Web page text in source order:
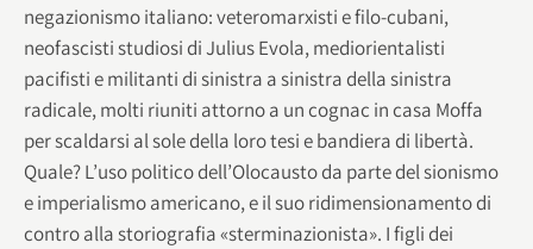
negazionismo italiano: veteromarxisti e filo-cubani,
neofascisti studiosi di Julius Evola, mediorientalisti
pacifisti e militanti di sinistra a sinistra della sinistra
radicale, molti riuniti attorno a un cognac in casa Moffa
per scaldarsi al sole della loro tesi e bandiera di libertà.
Quale? L’uso politico dell’Olocausto da parte del sionismo
e imperialismo americano, e il suo ridimensionamento di
contro alla storiografia «sterminazionista». I figli dei